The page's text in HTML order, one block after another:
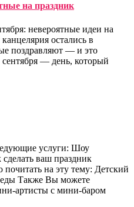
на праздник
невероятные идеи на
остались в
поздравляют — и это
— день, который
услуги: Шоу
ваш праздник
на эту тему: Детский
Также Вы можете
артисты с мини-баром